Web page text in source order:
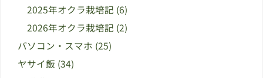
2025年オクラ栽培記 (6)
2026年オクラ栽培記 (2)
パソコン・スマホ (25)
ヤサイ飯 (34)